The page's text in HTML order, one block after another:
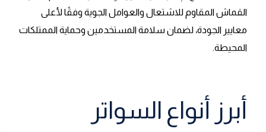
القماش المقاوم للاشتعال والعوامل الجوية وفقًا لأعلى
معايير الجودة، لضمان سلامة المستخدمين وحماية الممتلكات
المحيطة.
أبرز أنواع السواتر